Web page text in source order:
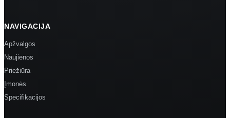
NAVIGACIJA
Apžvalgos
Naujienos
Priežiūra
Įmonės
Specifikacijos